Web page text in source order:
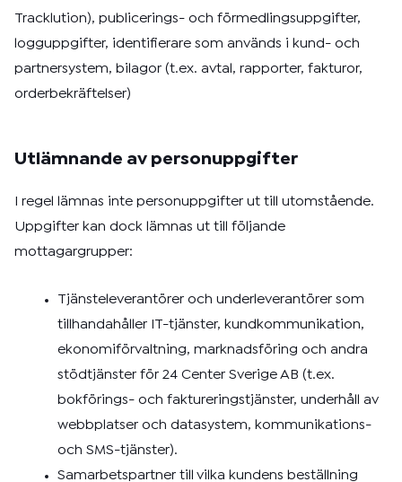
Tracklution), publicerings- och förmedlingsuppgifter,
logguppgifter, identifierare som används i kund- och
partnersystem, bilagor (t.ex. avtal, rapporter, fakturor,
orderbekräftelser)
Utlämnande av personuppgifter
I regel lämnas inte personuppgifter ut till utomstående.
Uppgifter kan dock lämnas ut till följande
mottagargrupper:
Tjänsteleverantörer och underleverantörer som
tillhandahåller IT-tjänster, kundkommunikation,
ekonomiförvaltning, marknadsföring och andra
stödtjänster för 24 Center Sverige AB (t.ex.
bokförings- och faktureringstjänster, underhåll av
webbplatser och datasystem, kommunikations-
och SMS-tjänster).
Samarbetspartner till vilka kundens beställning